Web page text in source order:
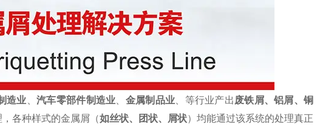
造业 、汽车零部件制造业 金属制品业 、等行业产出 废铁屑、铝屑、铜
各种样式的金属屑（如丝状、团状、屑状）均能通过该系统的处理真正